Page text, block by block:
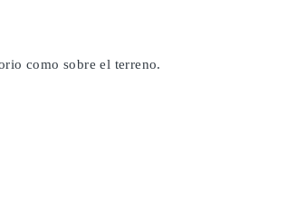
como sobre el terreno.